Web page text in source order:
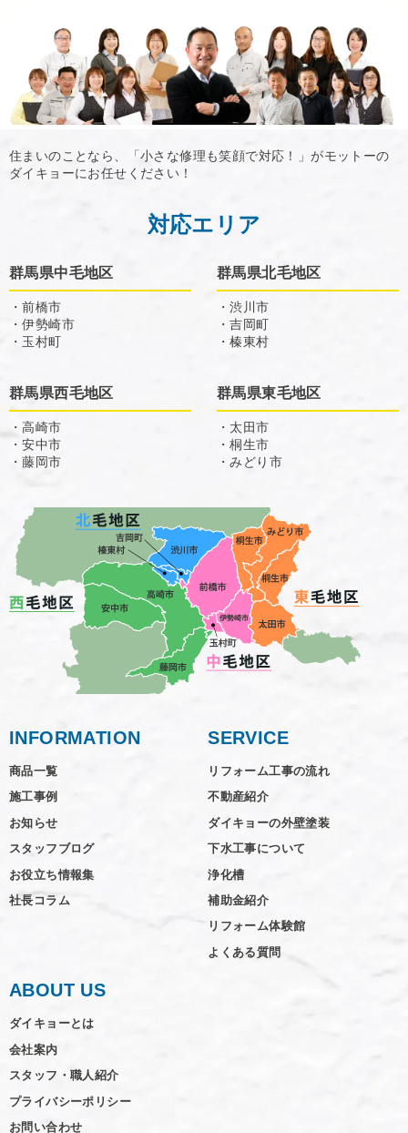
住まいのことなら、「小さな修理も笑顔で対応！」がモットーの
ダイキョーにお任せください！
対応エリア
群馬県中毛地区
・前橋市
・伊勢崎市
・玉村町
群馬県北毛地区
・渋川市
・吉岡町
・榛東村
群馬県西毛地区
・高崎市
・安中市
・藤岡市
群馬県東毛地区
・太田市
・桐生市
・みどり市
INFORMATION
商品一覧
施工事例
お知らせ
スタッフブログ
お役立ち情報集
社長コラム
SERVICE
リフォーム工事の流れ
不動産紹介
ダイキョーの外壁塗装
下水工事について
浄化槽
補助金紹介
リフォーム体験館
よくある質問
ABOUT US
ダイキョーとは
会社案内
スタッフ・職人紹介
プライバシーポリシー
お問い合わせ